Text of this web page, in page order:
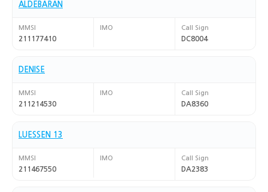
ALDEBARAN
MMSI
211177410
IMO Call Sign
DC8004
DENISE
MMSI
211214530
IMO Call Sign
DA8360
LUESSEN 13
MMSI
211467550
IMO Call Sign
DA2383